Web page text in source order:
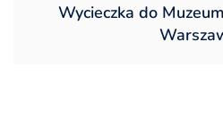
Wycieczka do